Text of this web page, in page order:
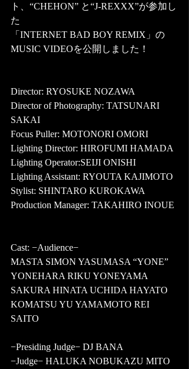
ト、“CHEHON” と“J-REXXX”が参加し
た
「INTERNET BAD BOY REMIX」の
MUSIC VIDEOを公開しました！
Director: RYOSUKE NOZAWA
Director of Photography: TATSUNARI
SAKAI
Focus Puller: MOTONORI OMORI
Lighting Director: HIROFUMI HAMADA
Lighting Operator:SEIJI ONISHI
Lighting Assistant: RYOUTA KAJIMOTO
Stylist: SHINTARO KUROKAWA
Production Manager: TAKAHIRO INOUE
Cast: −Audience−
MASTA SIMON YASUMASA “YONE”
YONEHARA RIKU YONEYAMA
SAKURA HINATA UCHIDA HAYATO
KOMATSU YU YAMAMOTO REI
SAITO
−Presiding Judge− DJ BANA
−Judge− HALUKA NOBUKAZU MITO